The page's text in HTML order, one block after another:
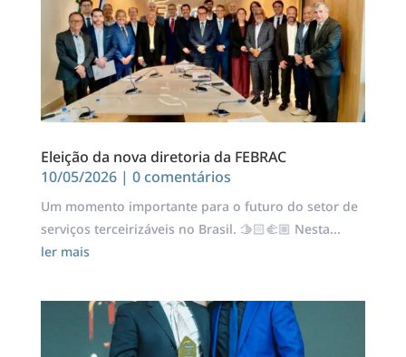
Eleição da nova diretoria da FEBRAC
10/05/2026| 0 comentários
Um momento importante para o futuro do setor de
serviços terceirizáveis no Brasil. 🫱🏻‍🫲🏼 Nesta...
ler mais